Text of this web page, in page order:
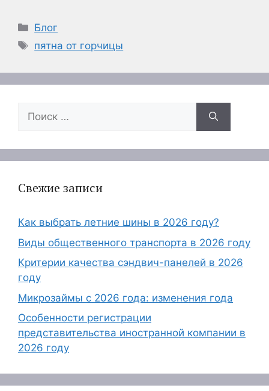
Рубрики
Блог
Метки
пятна от горчицы
Поиск:
Свежие записи
Как выбрать летние шины в 2026 году?
Виды общественного транспорта в 2026 году
Критерии качества сэндвич-панелей в 2026
году
Микрозаймы с 2026 года: изменения года
Особенности регистрации
представительства иностранной компании в
2026 году